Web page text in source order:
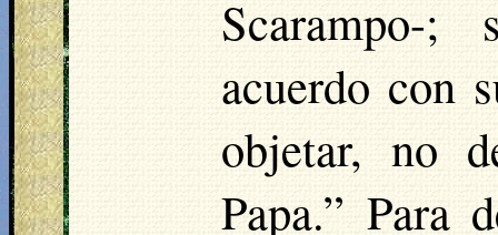
Scarampo-;
acuerdo con
objetar, no
Papa.” Para